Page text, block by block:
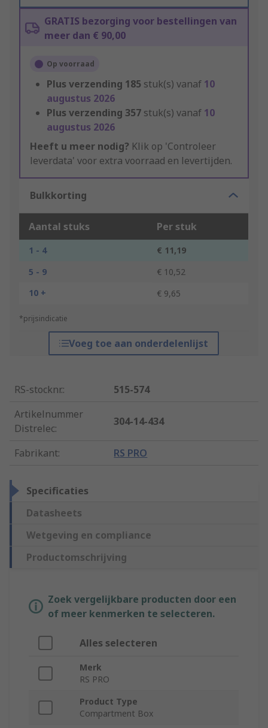
GRATIS bezorging voor bestellingen van
meer dan € 90,00
Op voorraad
Plus verzending 185 stuk(s) vanaf 10
augustus 2026
Plus verzending 357 stuk(s) vanaf 10
augustus 2026
Heeft u meer nodig? Klik op 'Controleer
leverdata' voor extra voorraad en levertijden.
Bulkkorting
Aantal stuks Per stuk
1 - 4
€ 11,19
5 - 9
€ 10,52
10 +
€ 9,65
*prijsindicatie
Voeg toe aan onderdelenlijst
RS-stocknr.:
515-574
Artikelnummer
Distrelec:
304-14-434
Fabrikant: RS PRO
Specificaties
Datasheets
Wetgeving en compliance
Productomschrijving
Zoek vergelijkbare producten door een
of meer kenmerken te selecteren.
Alles selecteren
Merk
RS PRO
Product Type
Compartment Box